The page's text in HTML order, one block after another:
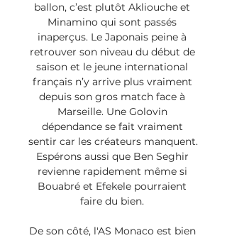
ballon, c’est plutôt Akliouche et
Minamino qui sont passés
inaperçus. Le Japonais peine à
retrouver son niveau du début de
saison et le jeune international
français n’y arrive plus vraiment
depuis son gros match face à
Marseille. Une Golovin
dépendance se fait vraiment
sentir car les créateurs manquent.
Espérons aussi que Ben Seghir
revienne rapidement même si
Bouabré et Efekele pourraient
faire du bien.
De son côté, l'AS Monaco est bien